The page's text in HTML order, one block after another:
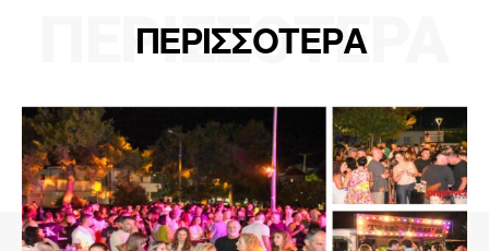
ΠΕΡΙΣΣΟΤΕΡΑ
ΠΕΡΙΣΣΟΤΕΡΑ